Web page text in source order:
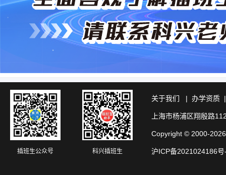
插班生公众号 科兴插班生
关于我们 | 办学资质
上海市杨浦区翔殷路
Copyright © 2000-
沪ICP备2021024186号